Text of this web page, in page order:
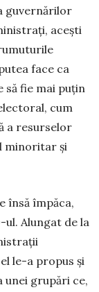
guvernărilor
acești
face ca
să fie mai puțin
cum
a resurselor
minoritar și
însă împăca,
Alungat de la
le-a propus și
unei grupări ce,